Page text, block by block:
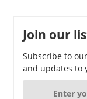
Join our
Subscribe to
and updates to